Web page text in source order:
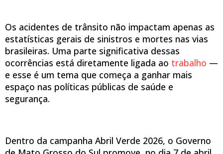
Os acidentes de trânsito não impactam apenas as
estatísticas gerais de sinistros e mortes nas vias
brasileiras. Uma parte significativa dessas
ocorrências está diretamente ligada ao trabalho —
e esse é um tema que começa a ganhar mais
espaço nas políticas públicas de saúde e
segurança.
Dentro da campanha Abril Verde 2026, o Governo